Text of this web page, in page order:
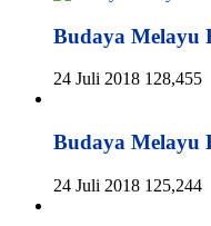
Budaya Melayu
24 Juli 2018 128,455
Budaya Melayu
24 Juli 2018 125,244